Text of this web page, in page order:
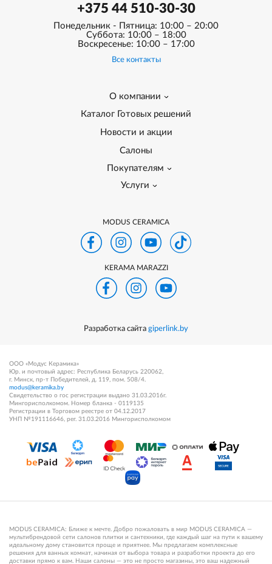
+375 44 510-30-30
Понедельник - Пятница: 10:00 – 20:00
Суббота: 10:00 – 18:00
Воскресенье: 10:00 – 17:00
Все контакты
О компании
Каталог Готовых решений
Новости и акции
Салоны
Покупателям
Услуги
MODUS CERAMICA
KERAMA MARAZZI
Разработка сайта giperlink.by
ООО «Модус Керамика»
Юр. и почтовый адрес: Республика Беларусь 220062,
г. Минск, пр-т Победителей, д. 119, пом. 508/4.
modus@keramika.by
Свидетельство о гос регистрации выдано 31.03.2016г.
Мингорисполкомом. Номер бланка - 0119135
Регистрации в Торговом реестре от 04.12.2017
УНП №191116646, рег. 31.03.2016 Мингорисполкомом
MODUS CERAMICA: Ближе к мечте. Добро пожаловать в мир MODUS CERAMICA —
мультибрендовой сети салонов плитки и сантехники, где каждый шаг на пути к вашему
идеальному дому становится проще и приятнее. Мы предлагаем комплексные
решения для ванных комнат, начиная от выбора товара и разработки проекта до его
доставки прямо к вам. Наши салоны — это не просто магазины, это ваш надежный